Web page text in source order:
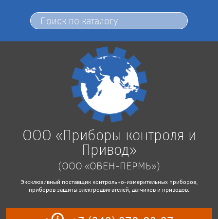
ООО «Приборы контроля и
Привод»
(ООО «ОВЕН-ПЕРМЬ»)
Эксклюзивный поставщик контрольно-измерительных приборов,
приборов защиты электродвигателей, датчиков и приводов.